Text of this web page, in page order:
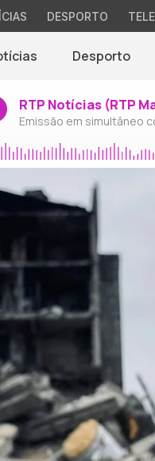
DESPORTO
Desporto
RTP Notícias (RTP
Emissão em simultâneo